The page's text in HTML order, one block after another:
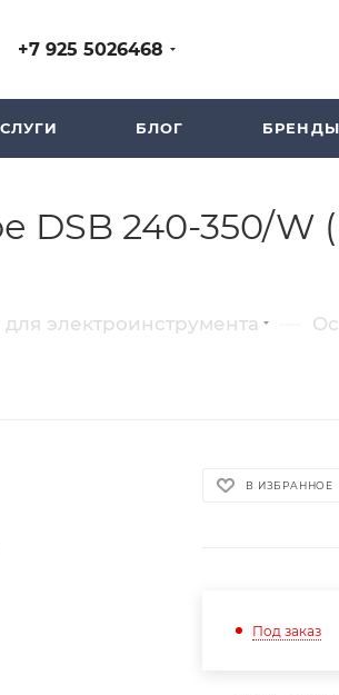
+7 925 5026468
БЛОГ БРЕНДЫ
DSB 240-350/W
для электроинструмента
В ИЗБРАННОЕ
Под заказ